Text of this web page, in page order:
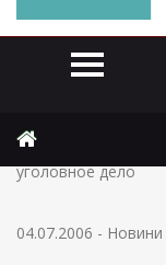
Против
уголовное дело
04.07.2006 - Новини